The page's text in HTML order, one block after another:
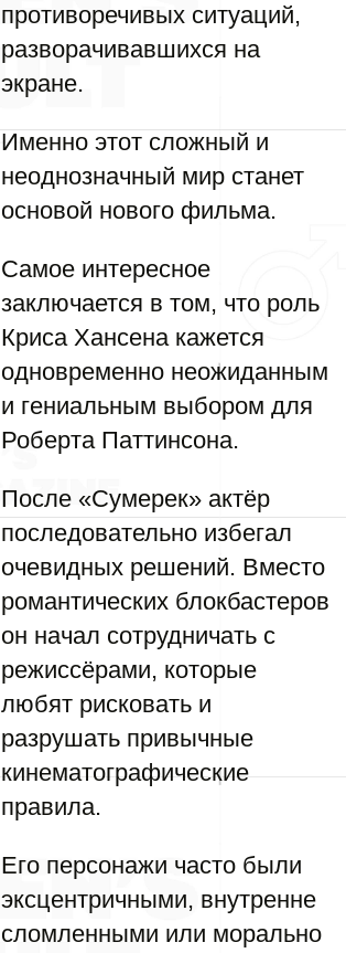
противоречивых ситуаций,
разворачивавшихся на
экране.
Именно этот сложный и
неоднозначный мир станет
основой нового фильма.
Самое интересное
заключается в том, что роль
Криса Хансена кажется
одновременно неожиданным
и гениальным выбором для
Роберта Паттинсона.
После «Сумерек» актёр
последовательно избегал
очевидных решений. Вместо
романтических блокбастеров
он начал сотрудничать с
режиссёрами, которые
любят рисковать и
разрушать привычные
кинематографические
правила.
Его персонажи часто были
эксцентричными, внутренне
сломленными или морально